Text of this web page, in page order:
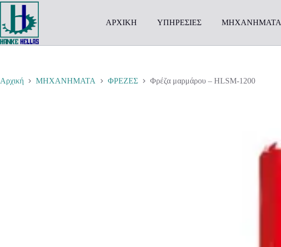
Μετάβαση
περιεχόμενο
ΑΡΧΙΚΗ ΥΠΗΡΕΣΙΕΣ ΜΗΧΑΝΗΜΑΤΑ
Αρχική ΜΗΧΑΝΗΜΑΤΑ ΦΡΕΖΕΣ Φρέζα μαρμάρου – HLSM-1200